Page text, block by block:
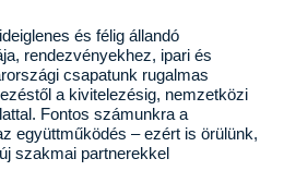
és félig állandó
rendezvényekhez, ipari és
csapatunk rugalmas
a kivitelezésig, nemzetközi
Fontos számunkra a
együttműködés – ezért is örülünk,
szakmai partnerekkel